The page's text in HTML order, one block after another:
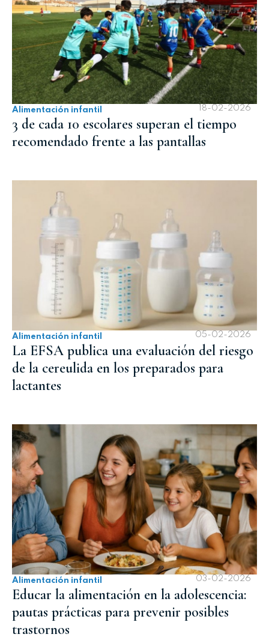
Alimentación infantil 18-02-2026
3 de cada 10 escolares superan el tiempo
recomendado frente a las pantallas
Alimentación infantil 05-02-2026
La EFSA publica una evaluación del riesgo
de la cereulida en los preparados para
lactantes
Alimentación infantil 03-02-2026
Educar la alimentación en la adolescencia:
pautas prácticas para prevenir posibles
trastornos